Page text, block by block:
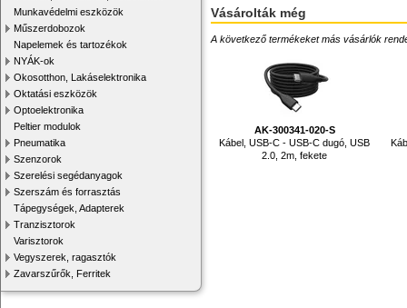
Munkavédelmi eszközök
Műszerdobozok
Napelemek és tartozékok
NYÁK-ok
Okosotthon, Lakáselektronika
Oktatási eszközök
Optoelektronika
Peltier modulok
Pneumatika
Szenzorok
Szerelési segédanyagok
Szerszám és forrasztás
Tápegységek, Adapterek
Tranzisztorok
Varisztorok
Vegyszerek, ragasztók
Zavarszűrők, Ferritek
Vásárolták még
A következő termékeket más vásárlók
AK-300341-020-S
Kábel, USB-C - USB-C dugó, USB
2.0, 2m, fekete